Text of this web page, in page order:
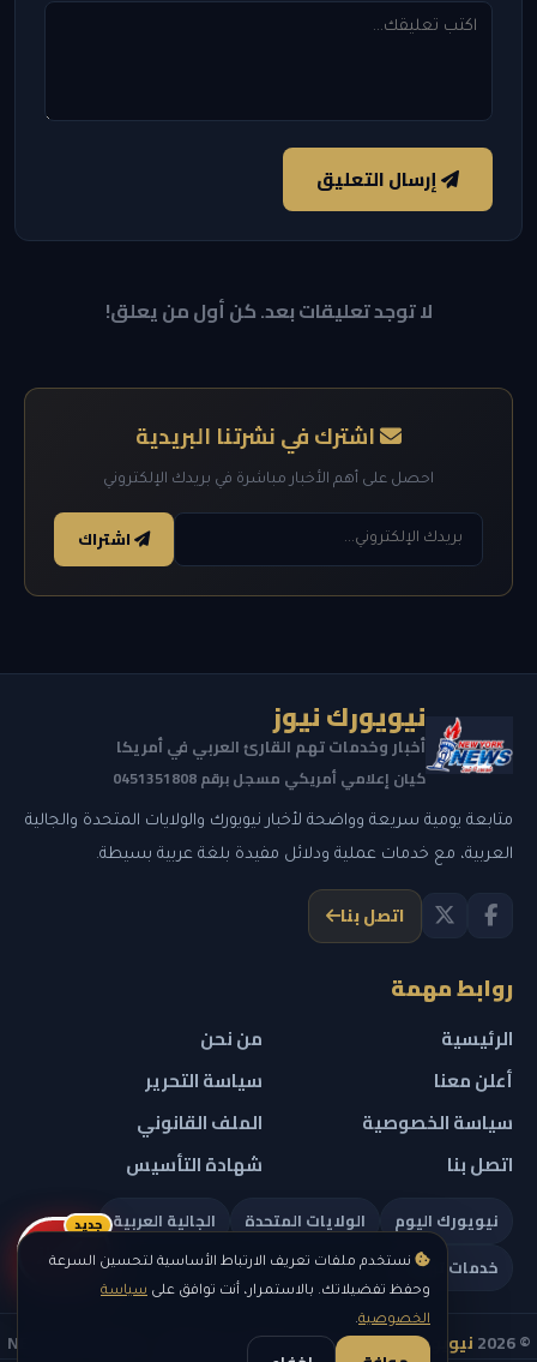
نستخدم ملفات تعريف الارتباط الأساسية لتحسين السرعة
وحفظ تفضيلاتك. بالاستمرار، أنت توافق على سياسة
الخصوصية.
إرسال التعليق
لا توجد تعليقات بعد. كن أول من يعلق!
اشترك في نشرتنا البريدية
احصل على أهم الأخبار مباشرة في بريدك الإلكتروني
اشتراك
نيويورك نيوز
أخبار وخدمات تهم القارئ العربي في أمريكا
كيان إعلامي أمريكي مسجل برقم 0451351808
متابعة يومية سريعة وواضحة لأخبار نيويورك والولايات المتحدة والجالية
العربية، مع خدمات عملية ودلائل مفيدة بلغة عربية بسيطة.
اتصل بنا
روابط مهمة
الرئيسية
من نحن
أعلن معنا
سياسة التحرير
سياسة الخصوصية
الملف القانوني
اتصل بنا
شهادة التأسيس
نيويورك اليوم الولايات المتحدة
الجالية العربية
خدمات تهمك
© 2026 نيويورك نيوز
— جميع الحقوق محفوظة — NEW YORK NEWS
ريلز
جديد